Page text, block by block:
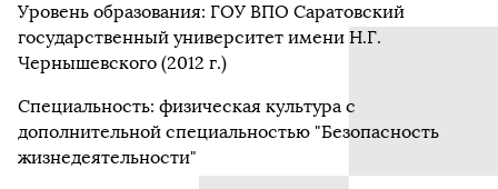
Уровень образования: ГОУ ВПО Саратовский
государственный университет имени Н.Г.
Чернышевского (2012 г.)
Специальность: физическая культура с
дополнительной специальностью "Безопасность
жизнедеятельности"